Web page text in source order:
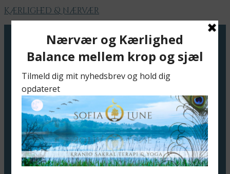
Kærlighed & nærvær
Jeg tilbyder
Bøger
Soulflow
Sofias Art
Meditation – Guiding
Fjernhealing
Foredrag
Meditation
Meditationsaften
Daglig meditation